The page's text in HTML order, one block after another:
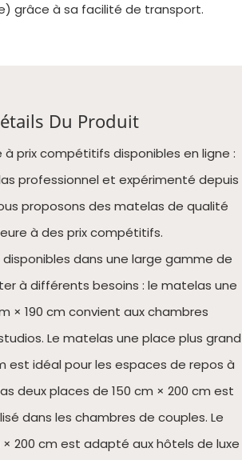
grâce à sa facilité de transport.
Du Produit
prix compétitifs disponibles en ligne :
professionnel et expérimenté depuis
proposons des matelas de qualité
à des prix compétitifs.
dans une large gamme de
à différents besoins : le matelas une
× 190 cm convient aux chambres
Le matelas une place plus grand
est idéal pour les espaces de repos à
deux places de 150 cm × 200 cm est
dans les chambres de couples. Le
200 cm est adapté aux hôtels de luxe